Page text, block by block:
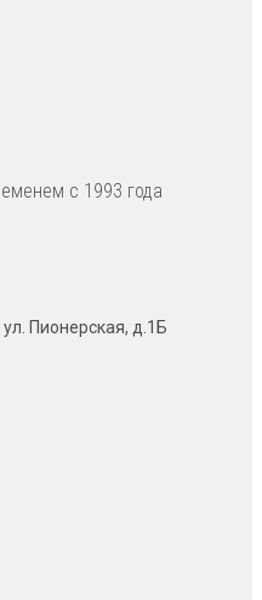
с 1993 года
Пионерская, д.1Б